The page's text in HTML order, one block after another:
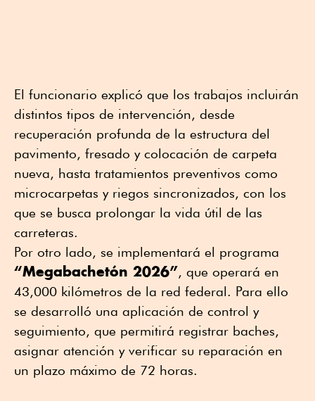
El funcionario explicó que los trabajos incluirán
distintos tipos de intervención, desde
recuperación profunda de la estructura del
pavimento, fresado y colocación de carpeta
nueva, hasta tratamientos preventivos como
microcarpetas y riegos sincronizados, con los
que se busca prolongar la vida útil de las
carreteras.
Por otro lado, se implementará el programa
“Megabachetón 2026”, que operará en
43,000 kilómetros de la red federal. Para ello
se desarrolló una aplicación de control y
seguimiento, que permitirá registrar baches,
asignar atención y verificar su reparación en
un plazo máximo de 72 horas.